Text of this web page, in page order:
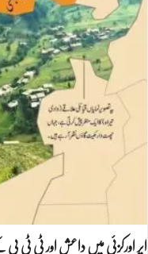
اپر اورکزئی میں داعش اور ٹی ٹی